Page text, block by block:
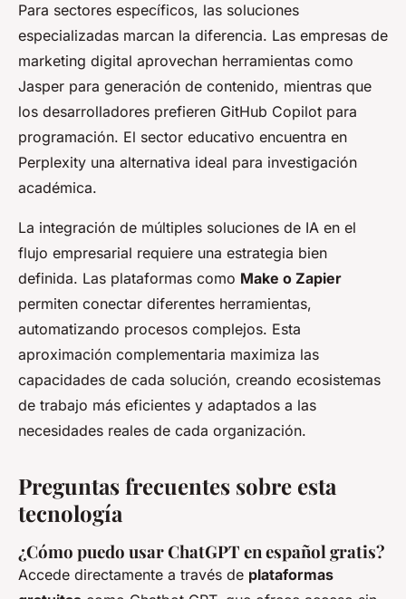
Para sectores específicos, las soluciones
especializadas marcan la diferencia. Las empresas de
marketing digital aprovechan herramientas como
Jasper para generación de contenido, mientras que
los desarrolladores prefieren GitHub Copilot para
programación. El sector educativo encuentra en
Perplexity una alternativa ideal para investigación
académica.
La integración de múltiples soluciones de IA en el
flujo empresarial requiere una estrategia bien
definida. Las plataformas como Make o Zapier
permiten conectar diferentes herramientas,
automatizando procesos complejos. Esta
aproximación complementaria maximiza las
capacidades de cada solución, creando ecosistemas
de trabajo más eficientes y adaptados a las
necesidades reales de cada organización.
Preguntas frecuentes sobre esta
tecnología
¿Cómo puedo usar ChatGPT en español gratis?
Accede directamente a través de plataformas